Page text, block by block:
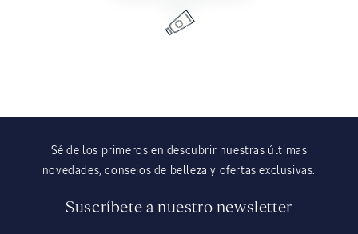
Sé de los primeros en descubrir nuestras últimas
novedades, consejos de belleza y ofertas exclusivas.
Suscríbete a nuestro newsletter